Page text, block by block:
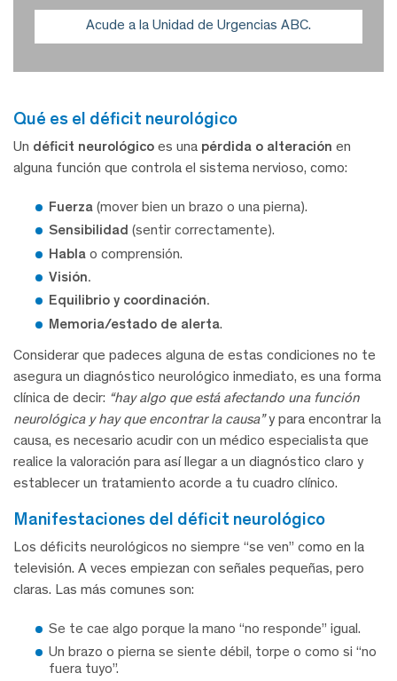
Acude a la Unidad de Urgencias ABC.
qué es el déficit neurológico
Un déficit neurológico es una pérdida o alteración en
alguna función que controla el sistema nervioso, como:
Fuerza (mover bien un brazo o una pierna).
Sensibilidad (sentir correctamente).
Habla o comprensión.
Visión.
Equilibrio y coordinación.
Memoria/estado de alerta.
Considerar que padeces alguna de estas condiciones no te
asegura un diagnóstico neurológico inmediato, es una forma
clínica de decir: “hay algo que está afectando una función
neurológica y hay que encontrar la causa”y para encontrar la
causa, es necesario acudir con un médico especialista que
realice la valoración para así llegar a un diagnóstico claro y
establecer un tratamiento acorde a tu cuadro clínico.
manifestaciones del déficit neurológico
Los déficits neurológicos no siempre “se ven” como en la
televisión. A veces empiezan con señales pequeñas, pero
claras. Las más comunes son:
Se te cae algo porque la mano “no responde” igual.
Un brazo o pierna se siente débil, torpe o como si “no
fuera tuyo”.